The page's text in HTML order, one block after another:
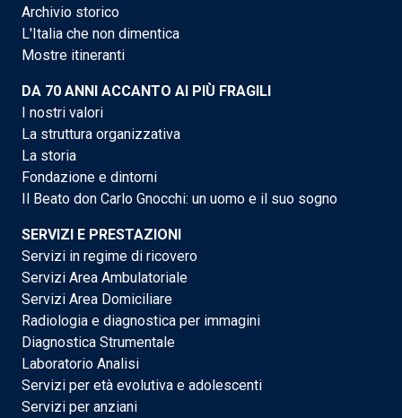
Archivio storico
L'Italia che non dimentica
Mostre itineranti
DA 70 ANNI ACCANTO AI PIÙ FRAGILI
I nostri valori
La struttura organizzativa
La storia
Fondazione e dintorni
Il Beato don Carlo Gnocchi: un uomo e il suo sogno
SERVIZI E PRESTAZIONI
Servizi in regime di ricovero
Servizi Area Ambulatoriale
Servizi Area Domiciliare
Radiologia e diagnostica per immagini
Diagnostica Strumentale
Laboratorio Analisi
Servizi per età evolutiva e adolescenti
Servizi per anziani